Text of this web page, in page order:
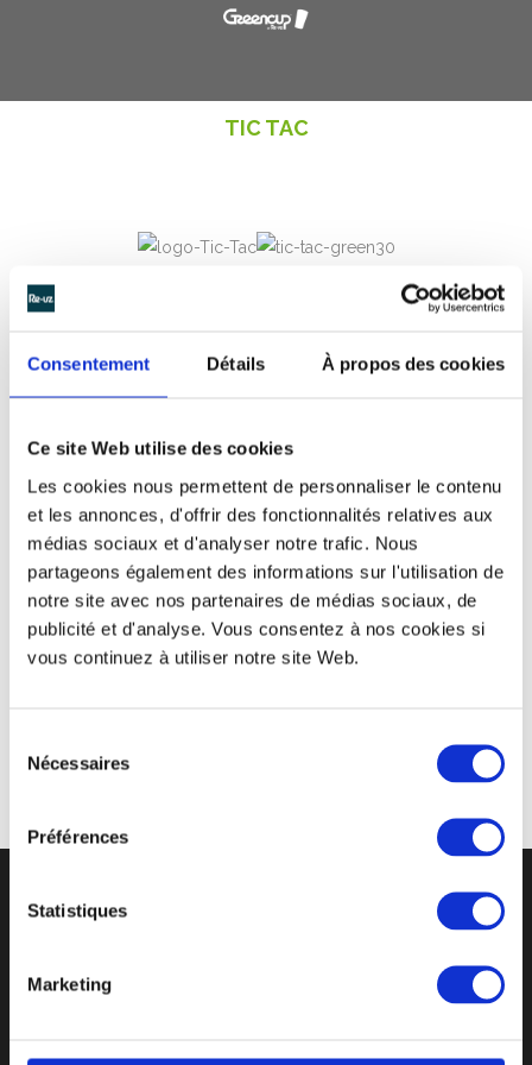
Consentement Détails À propos des cookies
Ce site Web utilise des cookies
Les cookies nous permettent de personnaliser le contenu
et les annonces, d'offrir des fonctionnalités relatives aux
médias sociaux et d'analyser notre trafic. Nous
partageons également des informations sur l'utilisation de
notre site avec nos partenaires de médias sociaux, de
publicité et d'analyse. Vous consentez à nos cookies si
vous continuez à utiliser notre site Web.
Nécessaires
Préférences
Statistiques
Marketing
TIC TAC
Tic, Tac, Tic, Tac les gobelets
personnalisés plein de couleurs
sont arrivés
Tac,du groupe Ferrero, a fait appel à Greencup pour la
personnalisables ! Les ecocup personnalisés
couleurs vives de la marque et reprenant le célèbre
slogan de Tic Tac, ont été offerts aux clients de
l’entreprise. Cesgoodiesoriginaux constituent de
véritables supports publicitaires pour l’entreprise. C’est
alors une nouvelle façon de communiquer et à moindre
CYCLE DE VIE D’UN GOBELET RÉUTLISABLE